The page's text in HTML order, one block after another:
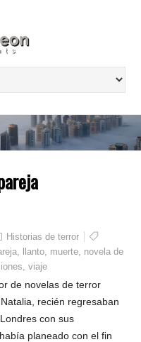
Historias de terror
llanto muerte novela de
,viaje
de novelas de terror
recién regresaban
con sus
planeado con el fin